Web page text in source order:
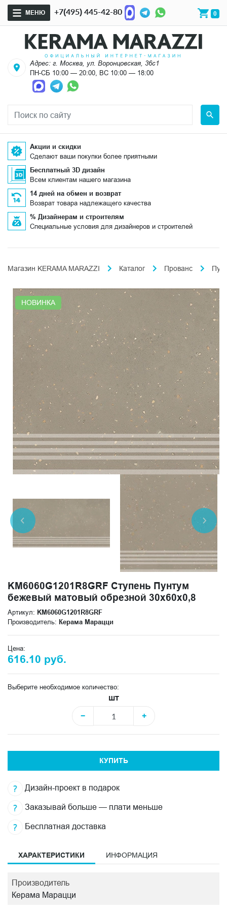
МЕНЮ +7(495) 445-42-80 0
Адрес: г. Москва, ул. Воронцовская, 36с1
ПН-СБ 10:00 — 20:00, ВС 10:00 — 18:00
Акции и скидки
Сделают ваши покупки более приятными
Бесплатный 3D дизайн
Всем клиентам нашего магазина
14 дней на обмен и возврат
Возврат товара надлежащего качества
% Дизайнерам и строителям
Специальные условия для дизайнеров и строителей
Магазин KERAMA MARAZZI Каталог Прованс
НОВИНКА
KM6060G1201R8GRF Ступень Пунтум
бежевый матовый обрезной 30x60x0,8
Артикул: KM6060G1201R8GRF
Производитель: Керама Марацци
Цена:
616.10 руб.
Выберите необходимое количество:
шт
−
+
КУПИТЬ
Дизайн-проект в подарок
Заказывай больше — плати меньше
Бесплатная доставка
ХАРАКТЕРИСТИКИ ИНФОРМАЦИЯ
Производитель
Керама Марацци